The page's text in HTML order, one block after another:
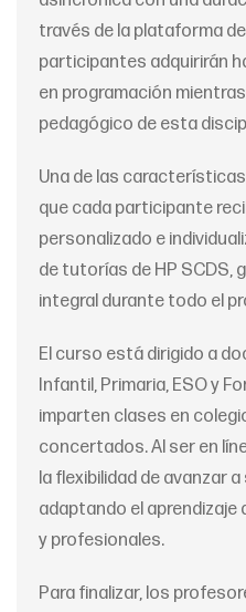
través de la plataforma de
participantes adquirirán
en programación
pedagógico de esta
Una de las
que cada participante
personalizado e
de tutorías de HP SCDS,
integral durante todo el
El curso está dirigido a
Infantil, Primaria, ESO y
imparten clases en
concertados. Al ser en
la flexibilidad de avanzar
adaptando el
y profesionales.
Para finalizar, los